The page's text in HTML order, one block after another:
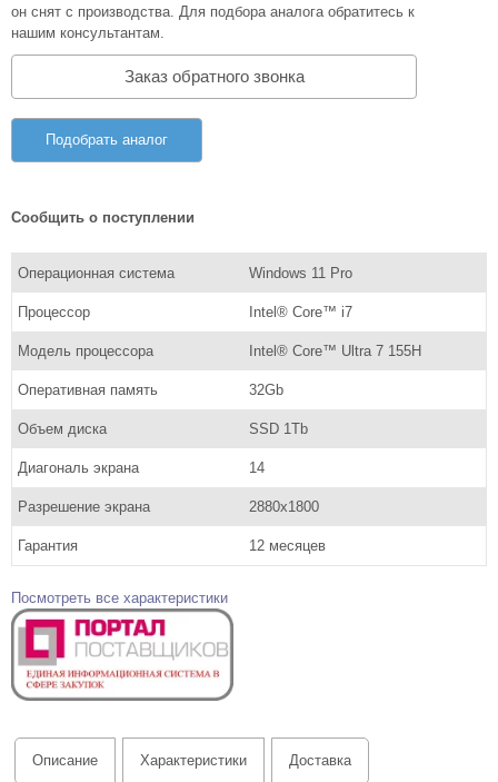
он снят с производства. Для подбора аналога обратитесь к
нашим консультантам.
Заказ обратного звонка
Подобрать аналог
Сообщить о поступлении
Операционная система Windows 11 Pro
Процессор Intel® Core™ i7
Модель процессора Intel® Core™ Ultra 7 155H
Оперативная память 32Gb
Объем диска SSD 1Tb
Диагональ экрана 14
Разрешение экрана 2880x1800
Гарантия 12 месяцев
Посмотреть все характеристики
Описание Характеристики Доставка